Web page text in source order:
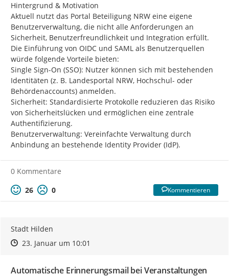
Hintergrund & Motivation
Aktuell nutzt das Portal Beteiligung NRW eine eigene
Benutzerverwaltung, die nicht alle Anforderungen an
Sicherheit, Benutzerfreundlichkeit und Integration erfüllt.
Die Einführung von OIDC und SAML als Benutzerquellen
würde folgende Vorteile bieten:
Single Sign-On (SSO): Nutzer können sich mit bestehenden
Identitäten (z. B. Landesportal NRW, Hochschul- oder
Behördenaccounts) anmelden.
Sicherheit: Standardisierte Protokolle reduzieren das Risiko
von Sicherheitslücken und ermöglichen eine zentrale
Authentifizierung.
Benutzerverwaltung: Vereinfachte Verwaltung durch
Anbindung an bestehende Identity Provider (IdP).
0 Kommentare
26
0 Kommentieren
Stadt Hilden
Zeitpunkt des Erstellens
Zeitpunkt des Erstellens
23. Januar um 10:01
Automatische Erinnerungsmail bei Veranstaltungen